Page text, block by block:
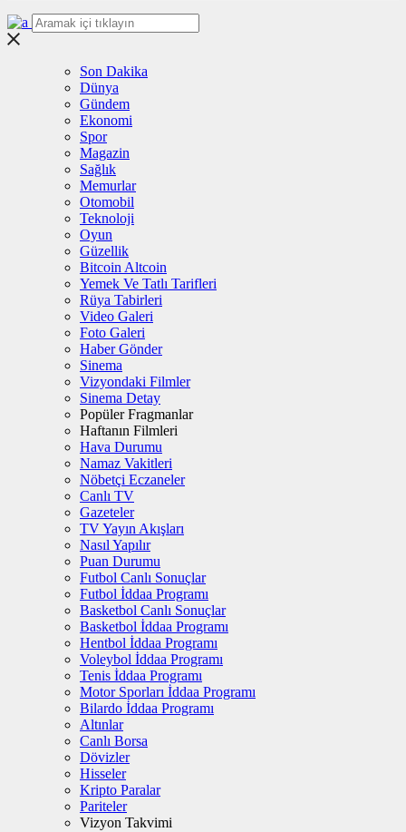
Son Dakika
Dünya
Gündem
Ekonomi
Spor
Magazin
Sağlık
Memurlar
Otomobil
Teknoloji
Oyun
Güzellik
Bitcoin Altcoin
Yemek Ve Tatlı Tarifleri
Rüya Tabirleri
Video Galeri
Foto Galeri
Haber Gönder
Sinema
Vizyondaki Filmler
Sinema Detay
Popüler Fragmanlar
Haftanın Filmleri
Hava Durumu
Namaz Vakitleri
Nöbetçi Eczaneler
Canlı TV
Gazeteler
TV Yayın Akışları
Nasıl Yapılır
Puan Durumu
Futbol Canlı Sonuçlar
Futbol İddaa Programı
Basketbol Canlı Sonuçlar
Basketbol İddaa Programı
Hentbol İddaa Programı
Voleybol İddaa Programı
Tenis İddaa Programı
Motor Sporları İddaa Programı
Bilardo İddaa Programı
Altınlar
Canlı Borsa
Dövizler
Hisseler
Kripto Paralar
Pariteler
Vizyon Takvimi